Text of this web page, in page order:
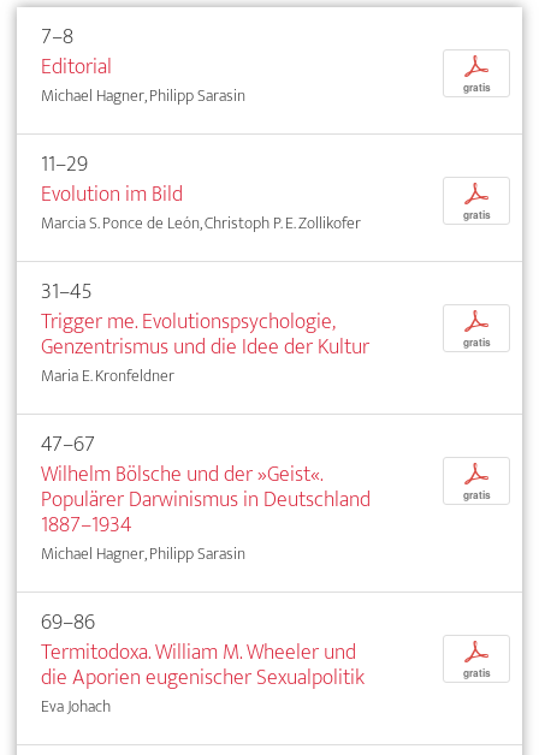
7–8
Editorial
Michael Hagner, Philipp Sarasin
p
gratis
11–29
Evolution im Bild
Marcia S. Ponce de León, Christoph P. E. Zollikofer
p
gratis
31–45
Trigger me. Evolutionspsychologie,
Genzentrismus und die Idee der Kultur
Maria E. Kronfeldner
p
gratis
47–67
Wilhelm Bölsche und der »Geist«.
Populärer Darwinismus in Deutschland
1887–1934
Michael Hagner, Philipp Sarasin
p
gratis
69–86
Termitodoxa. William M. Wheeler und
die Aporien eugenischer Sexualpolitik
Eva Johach
p
gratis